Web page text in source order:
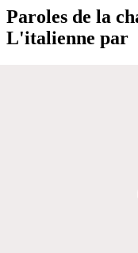
Paroles de la
L'italienne par